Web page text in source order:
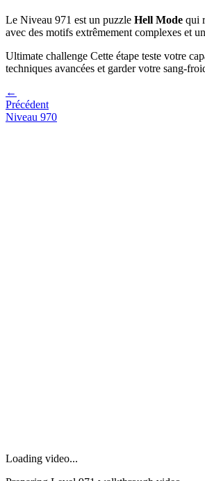
Le Niveau 971 est un puzzle Hell Mode qui
avec des motifs extrêmement complexes et
Ultimate challenge Cette étape teste votre
techniques avancées et garder votre sang-
←
Précédent
Niveau 970
Loading video...